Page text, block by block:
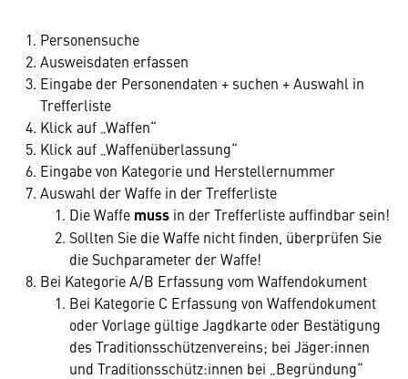
Personensuche
Ausweisdaten erfassen
Eingabe der Personendaten + suchen + Auswahl in
Trefferliste
Klick auf „Waffen“
Klick auf „Waffenüberlassung“
Eingabe von Kategorie und Herstellernummer
Auswahl der Waffe in der Trefferliste
Die Waffe muss in der Trefferliste auffindbar sein!
Sollten Sie die Waffe nicht finden, überprüfen Sie
die Suchparameter der Waffe!
Bei Kategorie A/B Erfassung vom Waffendokument
Bei Kategorie C Erfassung von Waffendokument
oder Vorlage gültige Jagdkarte oder Bestätigung
des Traditionsschützenvereins; bei Jäger:innen
und Traditionsschütz:innen bei „Begründung“